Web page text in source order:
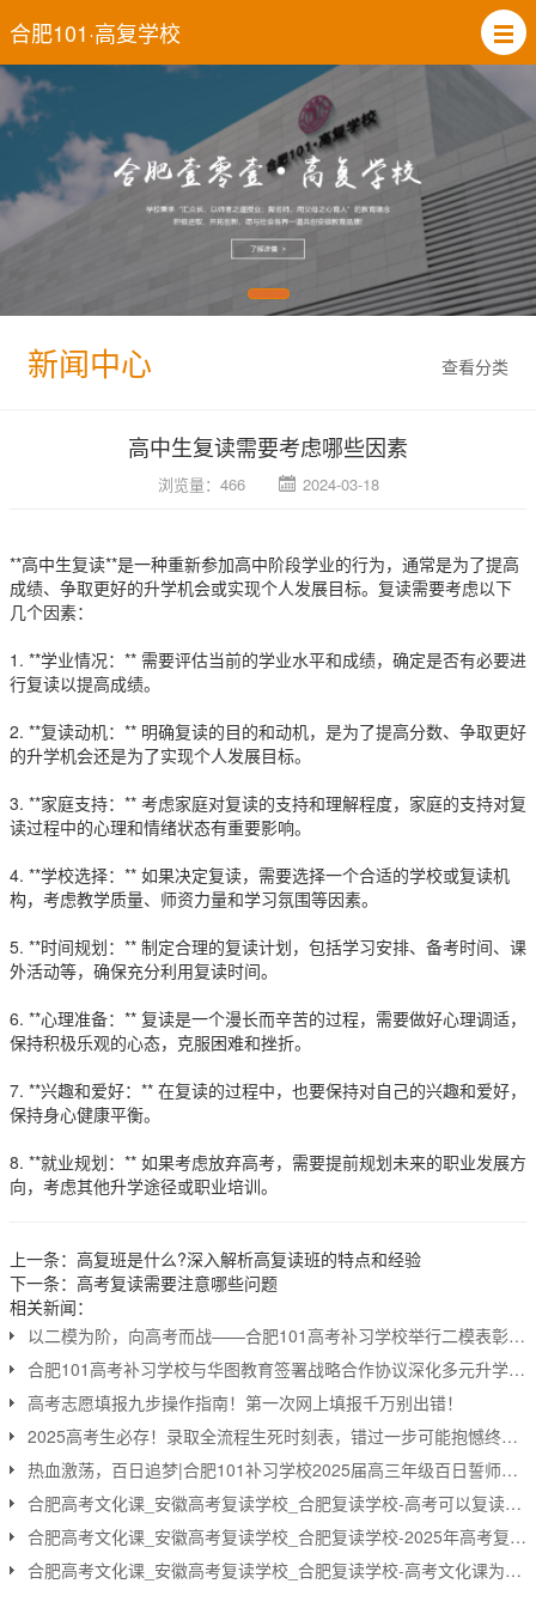
合肥101·高复学校
查看分类
新闻中心
高中生复读需要考虑哪些因素
浏览量：466 2024-03-18
**高中生复读**是一种重新参加高中阶段学业的行为，通常是为了提高
成绩、争取更好的升学机会或实现个人发展目标。复读需要考虑以下
几个因素：
1. **学业情况：** 需要评估当前的学业水平和成绩，确定是否有必要进
行复读以提高成绩。
2. **复读动机：** 明确复读的目的和动机，是为了提高分数、争取更好
的升学机会还是为了实现个人发展目标。
3. **家庭支持：** 考虑家庭对复读的支持和理解程度，家庭的支持对复
读过程中的心理和情绪状态有重要影响。
4. **学校选择：** 如果决定复读，需要选择一个合适的学校或复读机
构，考虑教学质量、师资力量和学习氛围等因素。
5. **时间规划：** 制定合理的复读计划，包括学习安排、备考时间、课
外活动等，确保充分利用复读时间。
6. **心理准备：** 复读是一个漫长而辛苦的过程，需要做好心理调适，
保持积极乐观的心态，克服困难和挫折。
7. **兴趣和爱好：** 在复读的过程中，也要保持对自己的兴趣和爱好，
保持身心健康平衡。
8. **就业规划：** 如果考虑放弃高考，需要提前规划未来的职业发展方
向，考虑其他升学途径或职业培训。
上一条： 高复班是什么?深入解析高复读班的特点和经验
下一条： 高考复读需要注意哪些问题
相关新闻：
以二模为阶，向高考而战——合肥101高考补习学校举行二模表彰暨高考冲刺动员大会
合肥101高考补习学校与华图教育签署战略合作协议深化多元升学服务
高考志愿填报九步操作指南！第一次网上填报千万别出错！
2025高考生必存！录取全流程生死时刻表，错过一步可能抱憾终身！
热血激荡，百日追梦|合肥101补习学校2025届高三年级百日誓师大会圆满落幕
合肥高考文化课_安徽高考复读学校_合肥复读学校-高考可以复读吗？哪些人适合复读？
合肥高考文化课_安徽高考复读学校_合肥复读学校-2025年高考复读政策最新解读
合肥高考文化课_安徽高考复读学校_合肥复读学校-高考文化课为什么对艺术生这么重要？